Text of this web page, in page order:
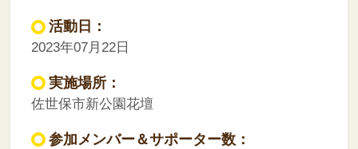
活動日：
2023年07月22日
実施場所：
佐世保市新公園花壇
参加メンバー＆サポーター数：